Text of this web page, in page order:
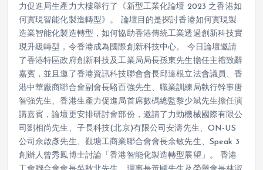
力促進局生產力大樓舉行了《新型工業化論壇 2023 之香港如
何實現智能化製造轉型》。 論壇目的是探討香港如何實現製
造業智能化製造轉型，如何協助香港傳統工業透過創新科技實
現升級轉型，令香港成為國際創新科技中心。 今日論壇邀請
了香港特區政府創新科技及工業局局長孫東先生擔任主禮致辭
嘉賓，並且邀了香港資訊科技聯會會長邱達根立法會議員、香
港中華廠商聯合會副會長駱百強先生、職業訓練局執行幹事唐
智強先生、香港生產力促進局首席數碼總監黎少斌先生擔任演
講嘉賓，論壇更安排研討會部份，邀請了力勁機械國際有限公
司劉相尚先生、子長科技(北京)有限公司安濤先生、ON-US
公司佘啟彥先生、觀塘工商業聯合會會長余敏先生、Speak 3
創辦人曾秀鳳博士討論「香港智能化製造轉型展望」。 香港